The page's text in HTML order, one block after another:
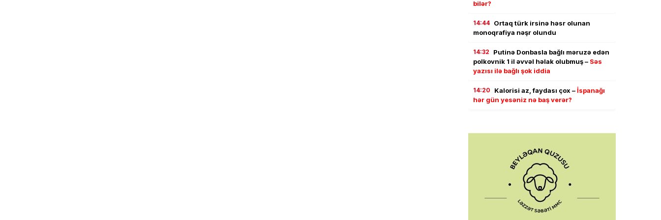
bilər?
14:44 Ortaq türk irsinə həsr olunan
monoqrafiya nəşr olundu
14:32
Putinə Donbasla bağlı məruzə edən
polkovnik 1 il əvvəl həlak olubmuş – Səs
yazısı ilə bağlı şok iddia
14:20 Kalorisi az, faydası çox –İspanağı
hər gün yesəniz nə baş verər?